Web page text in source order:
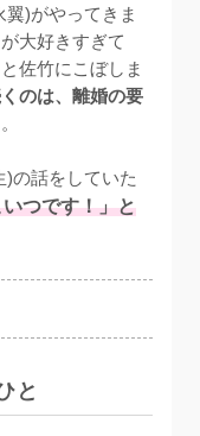
)がやってきま
大好きすぎて
佐竹にこぼしま
くのは、離婚の要
の話をしていた
つです！」と
と